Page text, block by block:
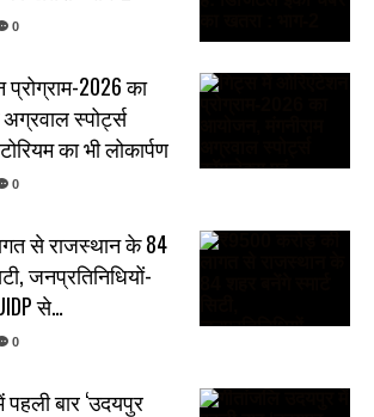
0
2026 का
स्पोर्ट्स
का भी लोकार्पण
0
से राजस्थान के 84
जनप्रतिनिधियों-
से…
0
बार ‘उदयपुर